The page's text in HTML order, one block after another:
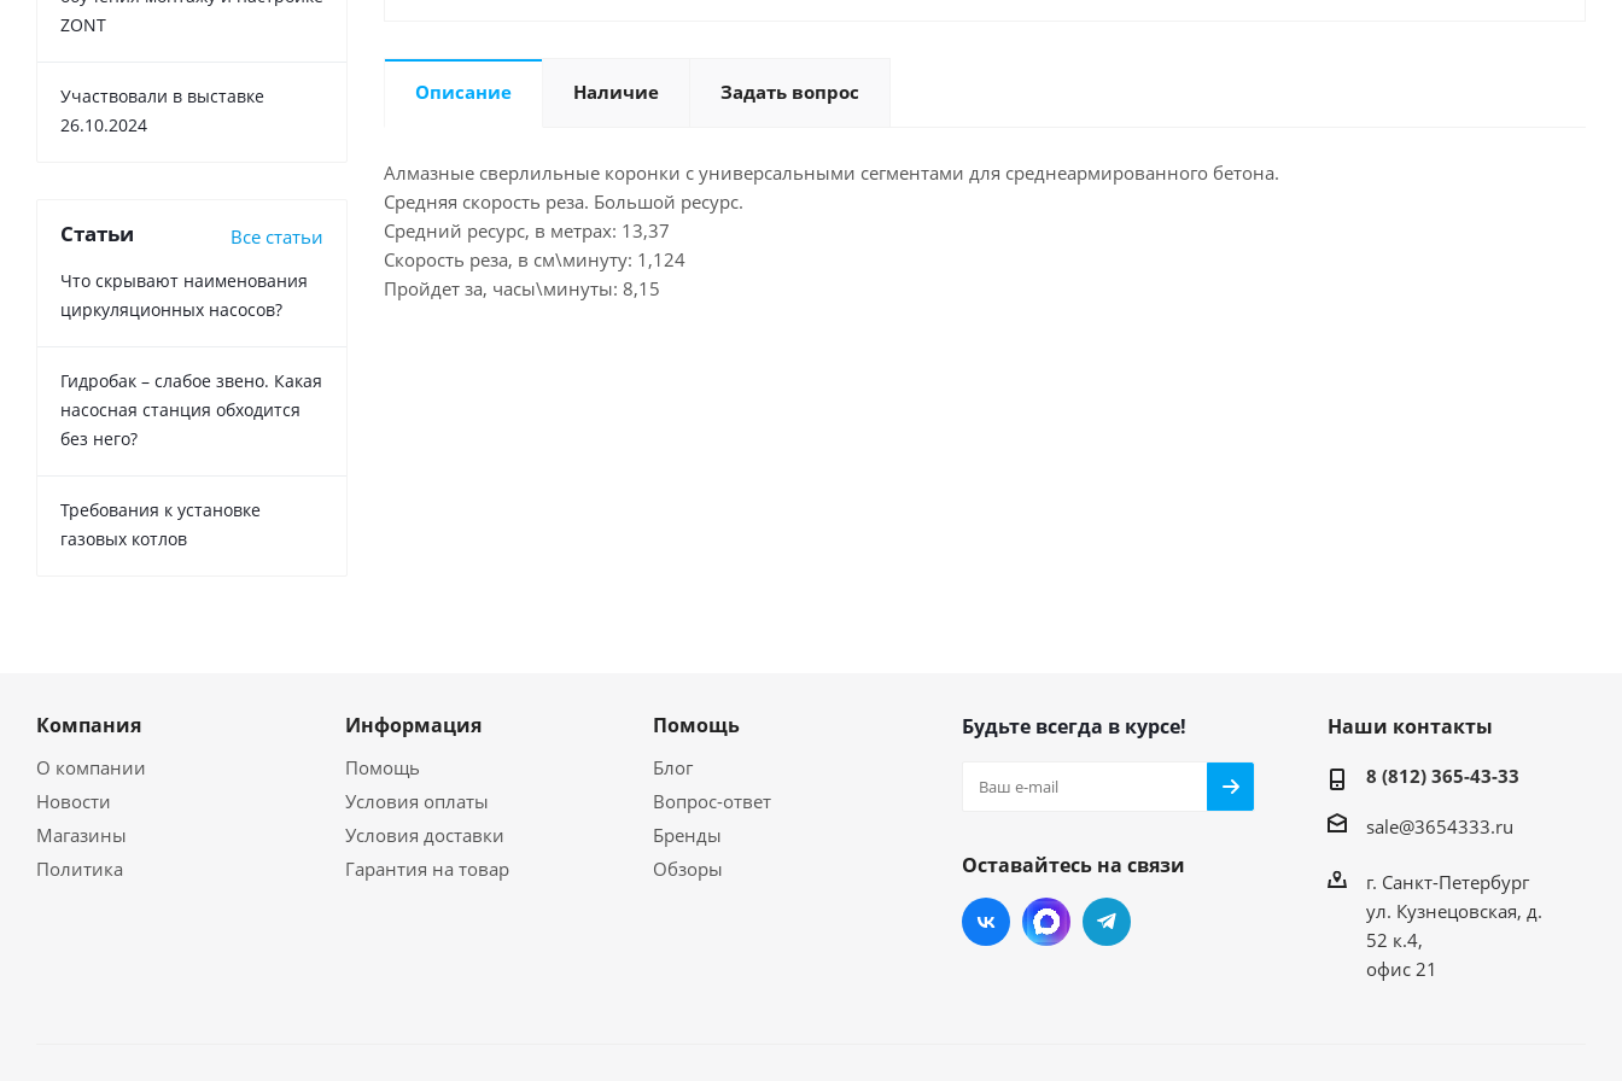
Описание Наличие Задать вопрос
Алмазные сверлильные коронки с универсальными сегментами для среднеармированного бетона.
Средняя скорость реза. Большой ресурс.
Средний ресурс, в метрах: 13,37
Скорость реза, в см\минуту: 1,124
Пройдет за, часы\минуты: 8,15
ZONT
Участвовали в выставке
26.10.2024
Статьи Все статьи
Что скрывают наименования
циркуляционных насосов?
Гидробак – слабое звено. Какая
насосная станция обходится
без него?
Требования к установке
газовых котлов
Компания
О компании
Новости
Магазины
Политика
Информация
Помощь
Условия оплаты
Условия доставки
Гарантия на товар
Помощь
Блог
Вопрос-ответ
Бренды
Обзоры
Будьте всегда в курсе!
Оставайтесь на связи
Наши контакты
8 (812) 365-43-33
sale@3654333.ru
г. Санкт-Петербург
ул. Кузнецовская, д.
52 к.4,
офис 21